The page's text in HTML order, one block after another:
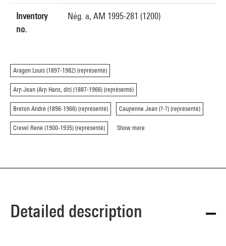
Inventory
no.
Nég. a, AM 1995-281 (1200)
Aragon Louis (1897-1982) (représenté)
Arp Jean (Arp Hans, dit) (1887-1966) (représenté)
Breton André (1896-1966) (représenté) Caupenne Jean (?-?) (représenté)
Crevel René (1900-1935) (représenté) Show more
Detailed description